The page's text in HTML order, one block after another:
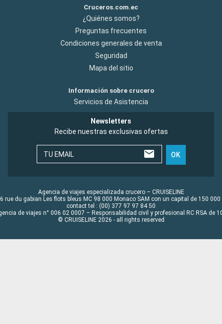
Cruceros.com.ec
¿Quiénes somos?
Preguntas frecuentes
Condiciones generales de venta
Seguridad
Mapa del sitio
Información sobre crucero
Servicios de Asistencia
Newsletters
Recibe nuestras exclusivas ofertas
TU EMAIL OK
Agencia de viajes especializada crucero – CRUISELINE
rue du gabian Les flots bleus MC 98 000 Monaco SAM con un capital de 150 000
contact tel : (00) 377 97 97 84 50
de viajes n° 006 02 0007 – Responsabilidad civil y profesional RC RSA de
© CRUISELINE 2026 - all rights reserved